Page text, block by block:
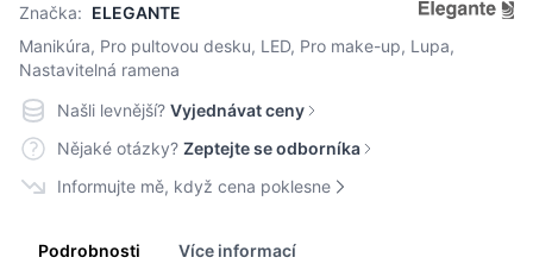
Značka: ELEGANTE
Manikúra, Pro pultovou desku, LED, Pro make-up, Lupa,
Nastavitelná ramena
Našli levnější? Vyjednávat ceny
Nějaké otázky? Zeptejte se odborníka
Informujte mě, když cena poklesne
Podrobnosti Více informací